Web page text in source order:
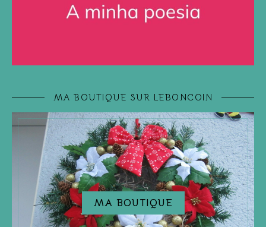
MA BOUTIQUE SUR LEBONCOIN
MA BOUTIQUE